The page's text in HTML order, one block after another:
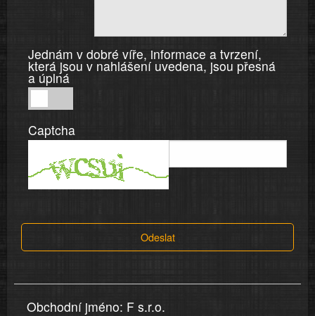
Jednám v dobré víře, informace a tvrzení,
která jsou v nahlášení uvedena, jsou přesná
a úplná
v
dobré
informace
v
jsou
Captcha
Odeslat
Obchodní jméno: F s.r.o.